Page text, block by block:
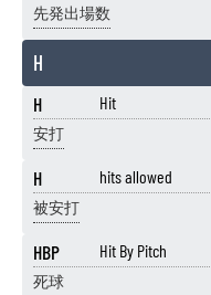
先発出場数
H
H Hit
安打
H hits allowed
被安打
HBP Hit By Pitch
死球